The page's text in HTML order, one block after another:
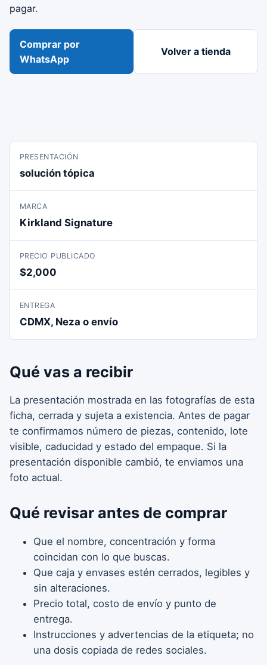
pagar.
Comprar por
WhatsApp
Volver a tienda
PRESENTACIÓN
solución tópica
MARCA
Kirkland Signature
PRECIO PUBLICADO
$2,000
ENTREGA
CDMX, Neza o envío
Qué vas a recibir
La presentación mostrada en las fotografías de esta
ficha, cerrada y sujeta a existencia. Antes de pagar
te confirmamos número de piezas, contenido, lote
visible, caducidad y estado del empaque. Si la
presentación disponible cambió, te enviamos una
foto actual.
Qué revisar antes de comprar
Que el nombre, concentración y forma
coincidan con lo que buscas.
Que caja y envases estén cerrados, legibles y
sin alteraciones.
Precio total, costo de envío y punto de
entrega.
Instrucciones y advertencias de la etiqueta; no
una dosis copiada de redes sociales.